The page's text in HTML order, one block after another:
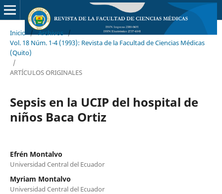
Inicio / Archivos /
Vol. 18 Núm. 1-4 (1993): Revista de la Facultad de Ciencias Médicas
(Quito)
/
ARTÍCULOS ORIGINALES
Sepsis en la UCIP del hospital de
niños Baca Ortiz
Efrén Montalvo
Universidad Central del Ecuador
Myriam Montalvo
Universidad Central del Ecuador